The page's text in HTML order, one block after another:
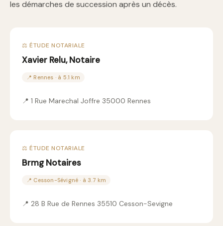
les démarches de succession après un décès.
⚖️ ÉTUDE NOTARIALE
Xavier Relu, Notaire
📍 Rennes · à 5.1 km
📍 1 Rue Marechal Joffre 35000 Rennes
⚖️ ÉTUDE NOTARIALE
Brmg Notaires
📍 Cesson-Sévigné · à 3.7 km
📍 28 B Rue de Rennes 35510 Cesson-Sevigne